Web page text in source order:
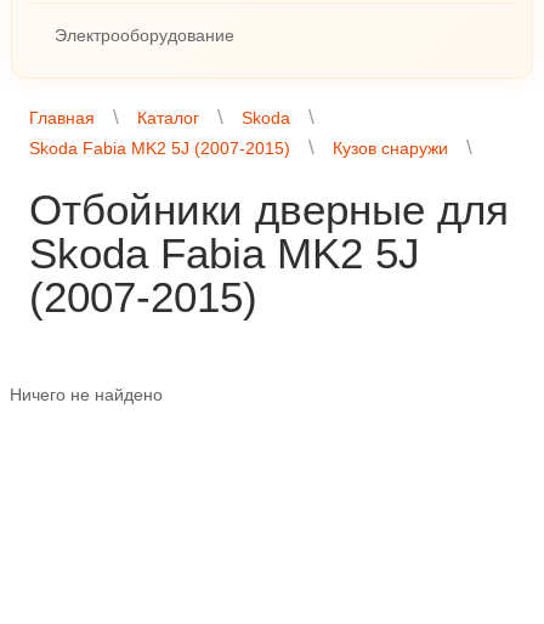
Электрооборудование
Главная Каталог
Skoda
Skoda Fabia MK2 5J (2007-2015)
Кузов снаружи
Отбойники дверные для
Skoda Fabia MK2 5J
(2007-2015)
Ничего не найдено